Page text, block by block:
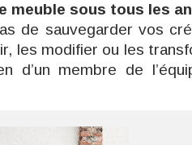
meuble sous tous les
de sauvegarder vos
les modifier ou les
d’un membre de